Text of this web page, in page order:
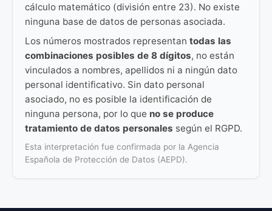
cálculo matemático (división entre 23). No existe
ninguna base de datos de personas asociada.
Los números mostrados representan todas las
combinaciones posibles de 8 dígitos, no están
vinculados a nombres, apellidos ni a ningún dato
personal identificativo. Sin dato personal
asociado, no es posible la identificación de
ninguna persona, por lo que no se produce
tratamiento de datos personales según el RGPD.
Esta interpretación fue confirmada por la Agencia
Española de Protección de Datos (AEPD).